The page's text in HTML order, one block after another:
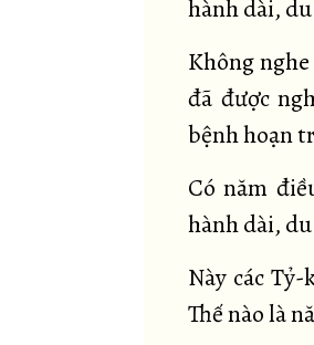
hành dài,
Không
đã được
bệnh hoạn
Có năm
hành dài,
Này các
Thế nào là